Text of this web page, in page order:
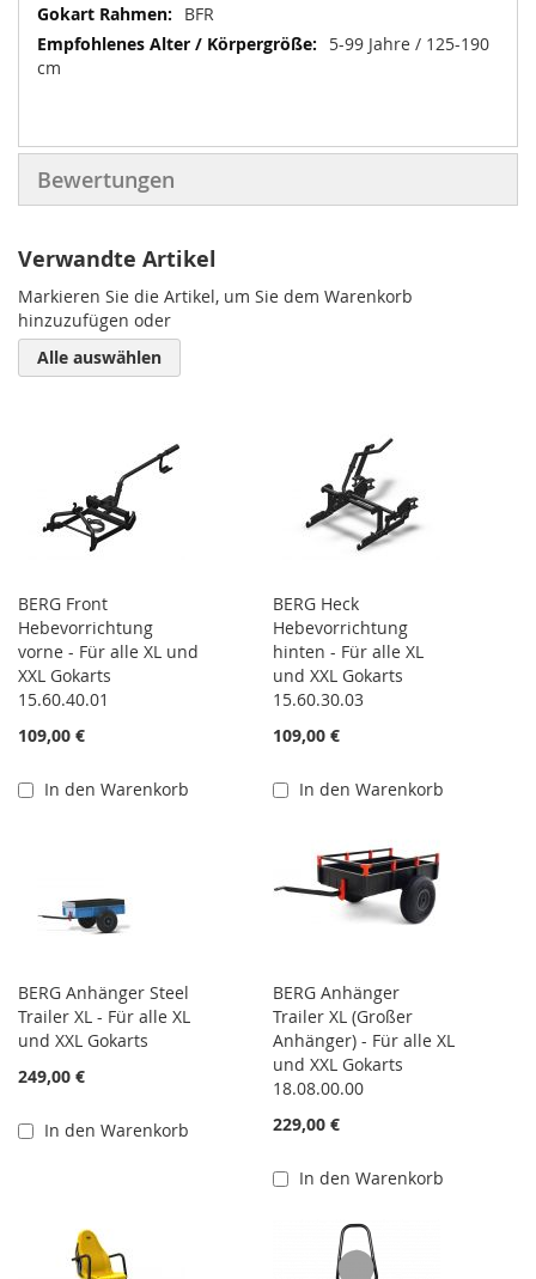
BFR
5-99 Jahre / 125-190
cm
Bewertungen
Verwandte Artikel
Markieren Sie die Artikel, um Sie dem Warenkorb
hinzuzufügen oder
Alle auswählen
BERG Front
Hebevorrichtung
vorne - Für alle XL und
XXL Gokarts
15.60.40.01
109,00 €
In den Warenkorb
BERG Heck
Hebevorrichtung
hinten - Für alle XL
und XXL Gokarts
15.60.30.03
109,00 €
In den Warenkorb
BERG Anhänger Steel
Trailer XL - Für alle XL
und XXL Gokarts
249,00 €
In den Warenkorb
BERG Anhänger
Trailer XL (Großer
Anhänger) - Für alle XL
und XXL Gokarts
18.08.00.00
229,00 €
In den Warenkorb